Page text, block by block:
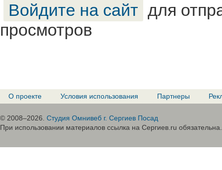
Войдите на сайт для
просмотров
О проекте Условия использования Партнеры
© 2008–2026. Студия Омнивеб г. Сергиев Посад
При использовании материалов ссылка на Сергиев.ru обязательна.